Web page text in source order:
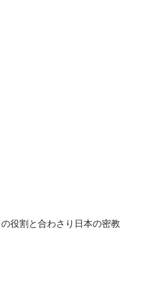
役割と合わさり日本の密教